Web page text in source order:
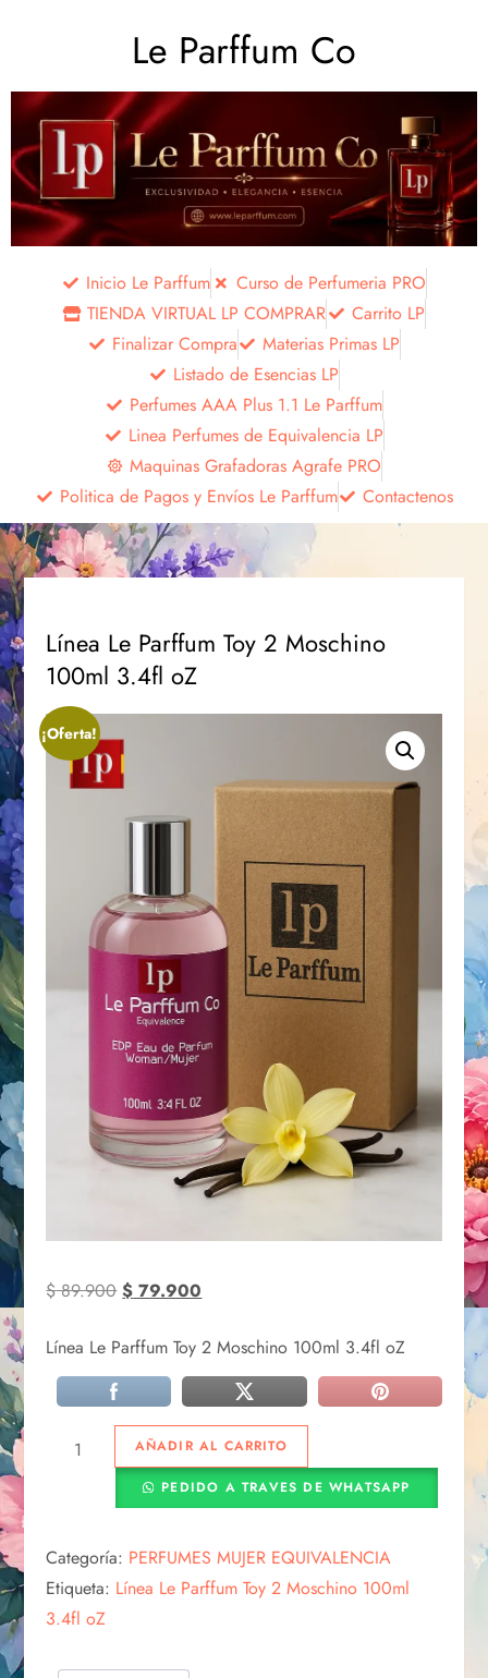
Le Parffum Co
Inicio Le Parffum
Curso de Perfumeria PRO
TIENDA VIRTUAL LP COMPRAR
Carrito LP
Finalizar Compra
Materias Primas LP
Listado de Esencias LP
Perfumes AAA Plus 1.1 Le Parffum
Linea Perfumes de Equivalencia LP
Maquinas Grafadoras Agrafe PRO
Politica de Pagos y Envíos Le Parffum
Contactenos
Línea Le Parffum Toy 2 Moschino
100ml 3.4fl oZ
¡Oferta!
$89.900 $ 79.900
Línea Le Parffum Toy 2 Moschino 100ml 3.4fl oZ
AÑADIR AL CARRITO
PEDIDO A TRAVES DE WHATSAPP
Categoría: PERFUMES MUJER EQUIVALENCIA
Etiqueta: Línea Le Parffum Toy 2 Moschino 100ml
3.4fl oZ